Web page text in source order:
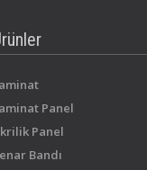
Panel
Panel
Bandı